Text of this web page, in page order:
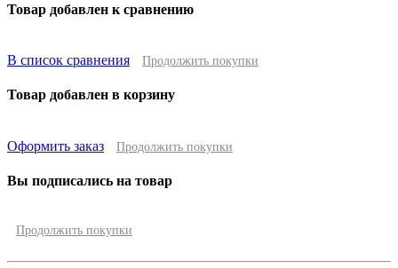
Товар добавлен к сравнению
В список сравнения Продолжить покупки
Товар добавлен в корзину
Оформить заказ Продолжить покупки
Вы подписались на товар
Продолжить покупки